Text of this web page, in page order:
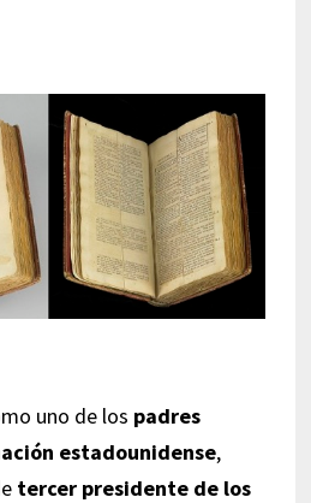
uno de los padres
estadounidense,
tercer presidente de los